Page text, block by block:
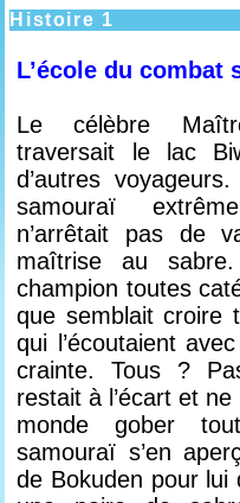
Histoire 1
L’école du combat
Le célèbre
traversait le lac
d’autres
samouraï
n’arrêtait pas de
maîtrise au
champion toutes
que semblait croire
qui l’écoutaient
crainte. Tous ?
restait à l’écart et
monde gober
samouraï s’en
de Bokuden pour lui